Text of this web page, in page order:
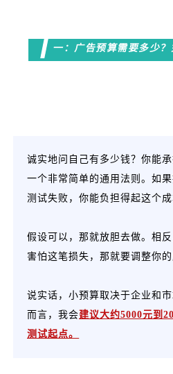
一：广告预算需要多少？
诚实地问自己有多少钱？你能
一个非常简单的通用法则。如
测试失败，你能负担得起这个成
假设可以，那就放胆去做。相
害怕这笔损失，那就要调整你
说实话，小预算取决于企业和
而言，我会建议大约5000元到
测试起点。